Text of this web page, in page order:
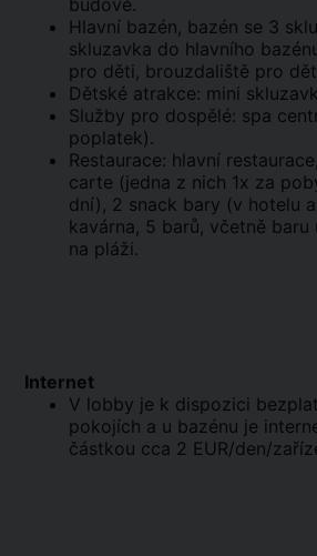
budově.
Hlavní bazén, bazén se 3
skluzavka do hlavního
pro děti, brouzdaliště pro
Dětské atrakce: mini
Služby pro dospělé: spa
poplatek).
Restaurace: hlavní
carte (jedna z nich 1x za
dní), 2 snack bary (v hotelu
kavárna, 5 barů, včetně baru
na pláži.
Internet
V lobby je k dispozici
pokojích a u bazénu je
částkou cca 2 EUR/den/